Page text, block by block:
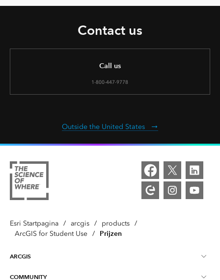
Contact us
Call us
1-800-447-9778
Outside the United States
Esri Startpagina / arcgis / products /
ArcGIS for Student Use / Prijzen
ARCGIS
ArcGIS-overzicht
COMMUNITY